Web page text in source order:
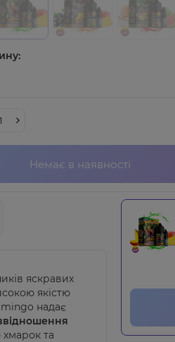
Немає в наявності
яскравих
якістю
надає
хмарок та